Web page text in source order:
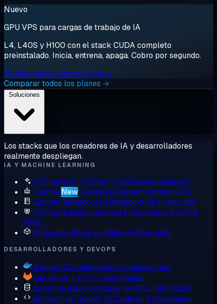
Nuevo
GPU VPS para cargas de trabajo de IA
L4, L40S y H100 con el stack CUDA completo
preinstalado. Inicia, entrena, apaga. Cobro por segundo.
Prueba gratis durante 1 hora →
Comparar todos los planes →
Los stacks que los creadores de IA y desarrolladores
realmente despliegan.
IA Y MACHINE LEARNING
VPS para AI PyTorch y CUDA preinstalados
Ollama New Ejecuta LLMs en tu propio VPS
Jupyter Notebooks Notebooks en tu servidor
GPU para Deep Learning Entrena en L4, L40S,
H100
AnacondaStack de datos Python, lista
DESARROLLADORES Y DEVOPS
Docker Contenedores con acceso root
GitLab Git + CI/CD autoalojado
Bases de datos Postgres, MySQL, MongoDB
Servidor de Código VS Code en tu navegador